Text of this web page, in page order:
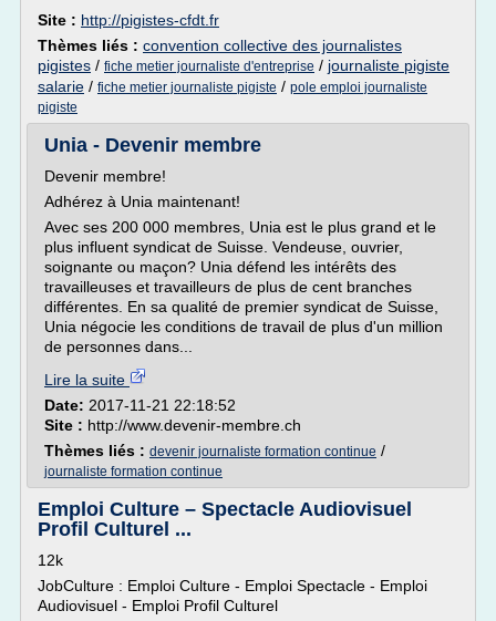
Site : http://pigistes-cfdt.fr
Thèmes liés : convention collective des journalistes
pigistes / fiche metier journaliste d'entreprise / journaliste pigiste
salarie / fiche metier journaliste pigiste / pole emploi journaliste
pigiste
Unia - Devenir membre
Devenir membre!
Adhérez à Unia maintenant!
Avec ses 200 000 membres, Unia est le plus grand et le
plus influent syndicat de Suisse. Vendeuse, ouvrier,
soignante ou maçon? Unia défend les intérêts des
travailleuses et travailleurs de plus de cent branches
différentes. En sa qualité de premier syndicat de Suisse,
Unia négocie les conditions de travail de plus d'un million
de personnes dans...
Lire la suite
Date: 2017-11-21 22:18:52
Site : http://www.devenir-membre.ch
Thèmes liés : devenir journaliste formation continue /
journaliste formation continue
Emploi Culture – Spectacle Audiovisuel
Profil Culturel ...
12k
JobCulture : Emploi Culture - Emploi Spectacle - Emploi
Audiovisuel - Emploi Profil Culturel